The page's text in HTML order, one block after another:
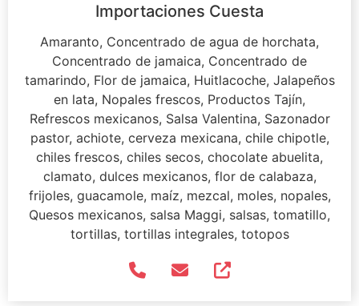
Importaciones Cuesta
Amaranto, Concentrado de agua de horchata,
Concentrado de jamaica, Concentrado de
tamarindo, Flor de jamaica, Huitlacoche, Jalapeños
en lata, Nopales frescos, Productos Tajín,
Refrescos mexicanos, Salsa Valentina, Sazonador
pastor, achiote, cerveza mexicana, chile chipotle,
chiles frescos, chiles secos, chocolate abuelita,
clamato, dulces mexicanos, flor de calabaza,
frijoles, guacamole, maíz, mezcal, moles, nopales,
Quesos mexicanos, salsa Maggi, salsas, tomatillo,
tortillas, tortillas integrales, totopos